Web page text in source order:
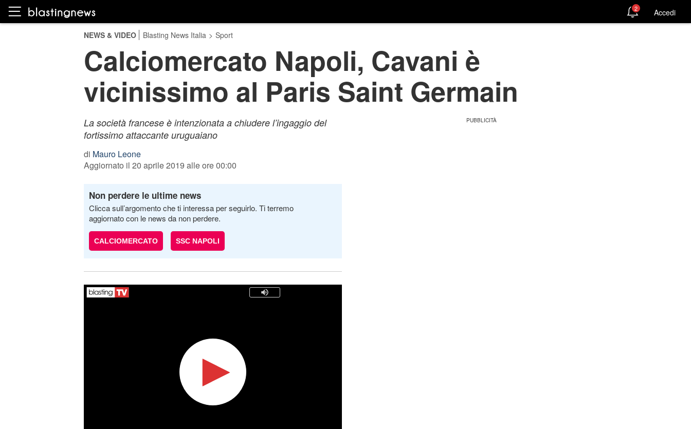
2 Accedi
NEWS & VIDEO Blasting News Italia > Sport
Calciomercato Napoli, Cavani è
vicinissimo al Paris Saint Germain
La società francese è intenzionata a chiudere l’ingaggio del
fortissimo attaccante uruguaiano
di Mauro Leone
Aggiornato il 20 aprile 2019 alle ore 00:00
Non perdere le ultime news
Clicca sull’argomento che ti interessa per seguirlo. Ti terremo
aggiornato con le news da non perdere.
CALCIOMERCATO SSC NAPOLI